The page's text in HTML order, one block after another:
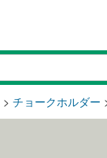
> チョークホルダー